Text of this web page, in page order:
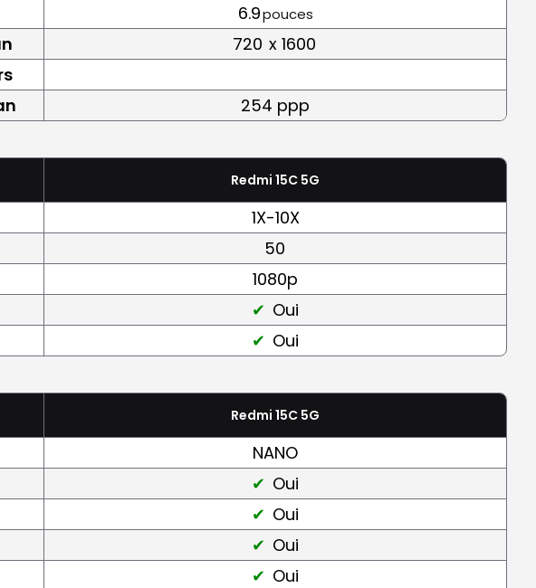
6.9pouces
720 x 1600
254 ppp
Redmi 15C 5G
1X-10X
50
1080p
Oui
Oui
Redmi 15C 5G
NANO
Oui
Oui
Oui
Oui